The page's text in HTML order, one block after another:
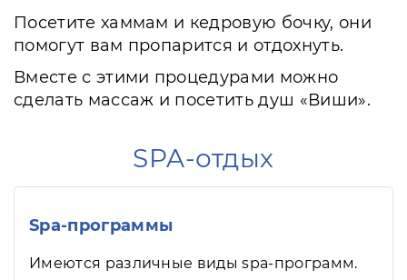
Посетите хаммам и кедровую бочку, они
помогут вам пропарится и отдохнуть.
Вместе с этими процедурами можно
сделать массаж и посетить душ «Виши».
SPA-отдых
Spa-программы
Имеются различные виды spa-программ.